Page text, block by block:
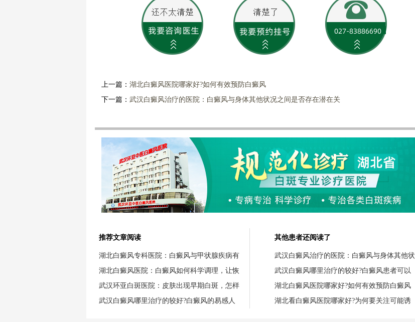
上一篇： 湖北白癜风医院哪家好?如何有效预防白癜风
下一篇： 武汉白癜风治疗的医院：白癜风与身体其他状况之间是否存在潜在关
推荐文章阅读
湖北白癜风专科医院：白癜风与甲状腺疾病有
湖北白癜风医院：白癜风如何科学调理，让恢
武汉环亚白斑医院：皮肤出现早期白斑，怎样
武汉白癜风哪里治疗的较好?白癜风的易感人
其他患者还阅读了
武汉白癜风治疗的医院：白癜风与身体其他状
武汉白癜风哪里治疗的较好?白癜风患者可以
湖北白癜风医院哪家好?如何有效预防白癜风
湖北看白癜风医院哪家好?为何要关注可能诱